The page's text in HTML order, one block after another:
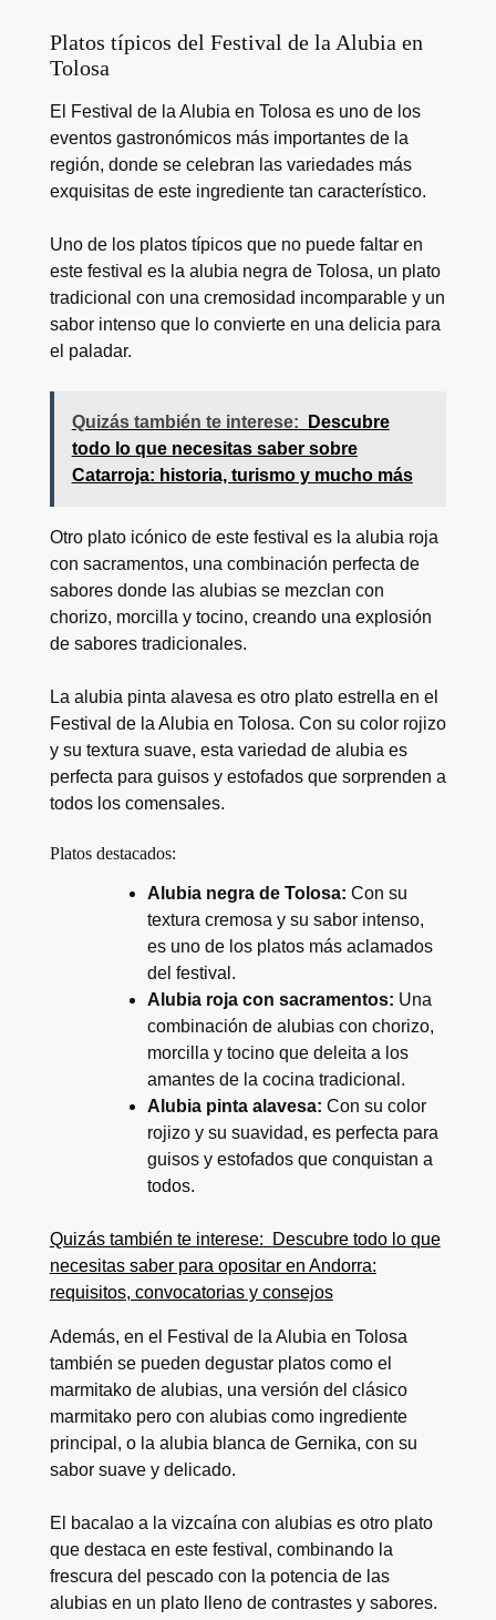
Platos típicos del Festival de la Alubia en
Tolosa
El Festival de la Alubia en Tolosa es uno de los
eventos gastronómicos más importantes de la
región, donde se celebran las variedades más
exquisitas de este ingrediente tan característico.
Uno de los platos típicos que no puede faltar en
este festival es la alubia negra de Tolosa, un plato
tradicional con una cremosidad incomparable y un
sabor intenso que lo convierte en una delicia para
el paladar.
Quizás también te interese:
Descubre
todo lo que necesitas saber sobre
Catarroja: historia, turismo y mucho más
Otro plato icónico de este festival es la alubia roja
con sacramentos, una combinación perfecta de
sabores donde las alubias se mezclan con
chorizo, morcilla y tocino, creando una explosión
de sabores tradicionales.
La alubia pinta alavesa es otro plato estrella en el
Festival de la Alubia en Tolosa. Con su color rojizo
y su textura suave, esta variedad de alubia es
perfecta para guisos y estofados que sorprenden a
todos los comensales.
Platos destacados:
Alubia negra de Tolosa: Con su
textura cremosa y su sabor intenso,
es uno de los platos más aclamados
del festival.
Alubia roja con sacramentos: Una
combinación de alubias con chorizo,
morcilla y tocino que deleita a los
amantes de la cocina tradicional.
Alubia pinta alavesa: Con su color
rojizo y su suavidad, es perfecta para
guisos y estofados que conquistan a
todos.
Quizás también te interese:
Descubre todo lo que
necesitas saber para opositar en Andorra:
requisitos, convocatorias y consejos
Además, en el Festival de la Alubia en Tolosa
también se pueden degustar platos como el
marmitako de alubias, una versión del clásico
marmitako pero con alubias como ingrediente
principal, o la alubia blanca de Gernika, con su
sabor suave y delicado.
El bacalao a la vizcaína con alubias es otro plato
que destaca en este festival, combinando la
frescura del pescado con la potencia de las
alubias en un plato lleno de contrastes y sabores.